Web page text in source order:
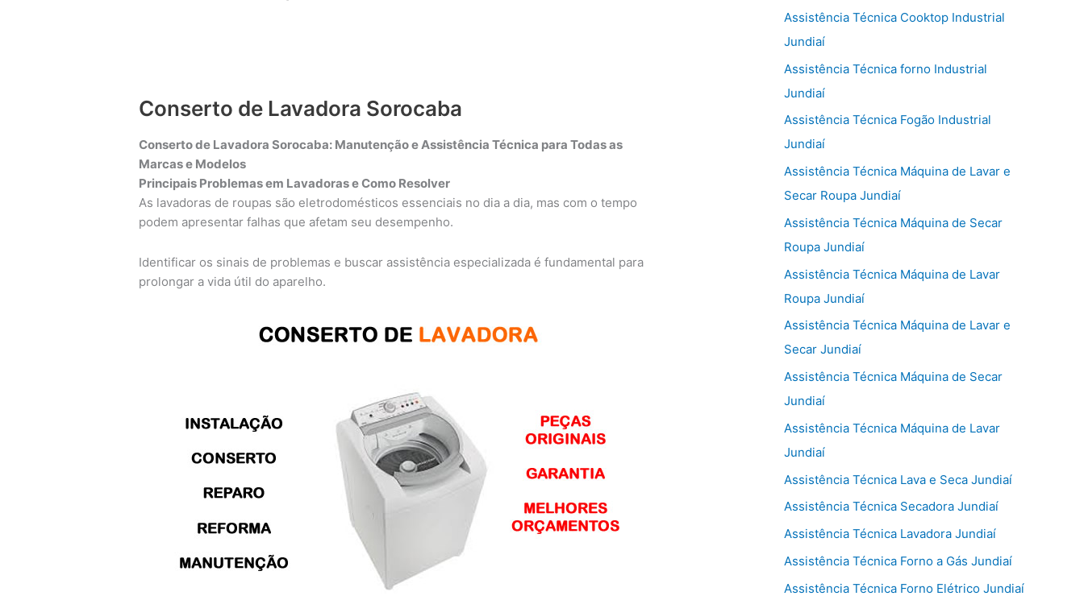
Conserto de Lavadora Sorocaba
Conserto de Lavadora Sorocaba: Manutenção e Assistência Técnica para Todas as
Marcas e Modelos
Principais Problemas em Lavadoras e Como Resolver
As lavadoras de roupas são eletrodomésticos essenciais no dia a dia, mas com o tempo
podem apresentar falhas que afetam seu desempenho.
Identificar os sinais de problemas e buscar assistência especializada é fundamental para
prolongar a vida útil do aparelho.
Assistência Técnica Cooktop Industrial
Jundiaí
Assistência Técnica forno Industrial
Jundiaí
Assistência Técnica Fogão Industrial
Jundiaí
Assistência Técnica Máquina de Lavar e
Secar Roupa Jundiaí
Assistência Técnica Máquina de Secar
Roupa Jundiaí
Assistência Técnica Máquina de Lavar
Roupa Jundiaí
Assistência Técnica Máquina de Lavar e
Secar Jundiaí
Assistência Técnica Máquina de Secar
Jundiaí
Assistência Técnica Máquina de Lavar
Jundiaí
Assistência Técnica Lava e Seca Jundiaí
Assistência Técnica Secadora Jundiaí
Assistência Técnica Lavadora Jundiaí
Assistência Técnica Forno a Gás Jundiaí
Assistência Técnica Forno Elétrico Jundiaí